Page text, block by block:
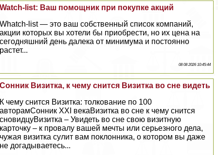
Watch-list: Ваш помощник при покупке акций
Whatch-list — это ваш собственный список компаний,
акции которых вы хотели бы приобрести, но их цена на
сегодняшний день далека от минимума и постоянно
растет...
08 08 2026 10:45:44
Сонник Визитка, к чему снится Визитка во сне видеть
К чему снится Визитка: толкование по 100
авторамСонник XXI векаВизитка во сне к чему снится
сновидцуВизитка – Увидеть во сне свою визитную
карточку – к провалу вашей мечты или серьезного дела,
чужая визитка сулит вам поклонника, о котором вы даже
не догадываетесь...